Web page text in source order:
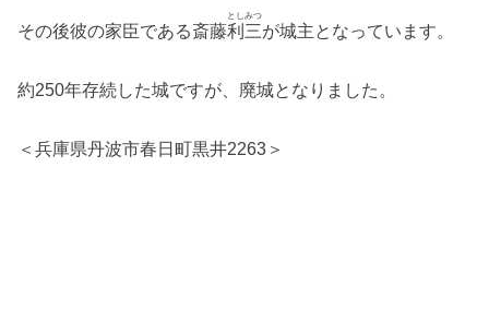
その後彼の家臣である斎藤利三
としみつ
が城主となっています。
約250年存続した城ですが、廃城となりました。
＜兵庫県丹波市春日町黒井2263＞